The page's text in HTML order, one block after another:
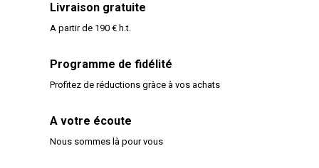
Livraison gratuite
A partir de 190 € h.t.
Programme de fidélité
Profitez de réductions gràce à vos achats
A votre écoute
Nous sommes là pour vous